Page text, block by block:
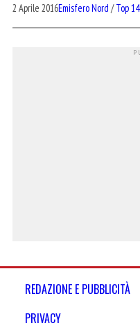
2 Aprile 2016Emisfero Nord /Top 14
REDAZIONE E PUBBLICITÀ
PRIVACY